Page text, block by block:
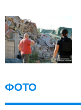
ФОТО